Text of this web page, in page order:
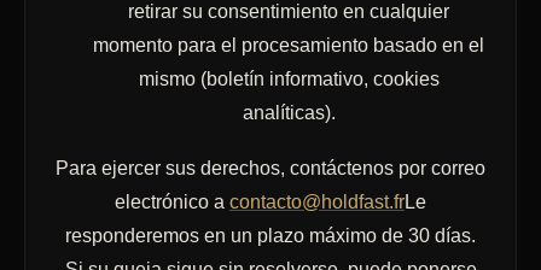
retirar su consentimiento en cualquier
momento para el procesamiento basado en el
mismo (boletín informativo, cookies
analíticas).
Para ejercer sus derechos, contáctenos por correo
electrónico a contacto@holdfast.frLe
responderemos en un plazo máximo de 30 días.